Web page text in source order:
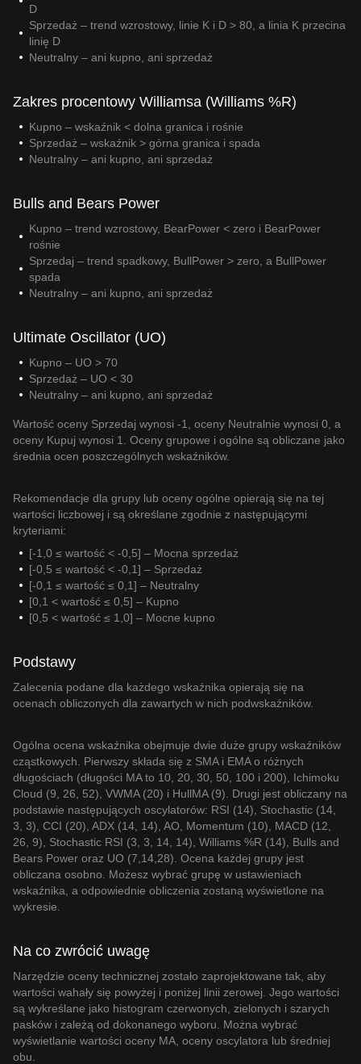
D
Sprzedaż – trend wzrostowy, linie K i D > 80, a linia K przecina
linię D
Neutralny – ani kupno, ani sprzedaż
Zakres procentowy Williamsa (Williams %R)
Kupno – wskaźnik < dolna granica i rośnie
Sprzedaż – wskaźnik > górna granica i spada
Neutralny – ani kupno, ani sprzedaż
Bulls and Bears Power
Kupno – trend wzrostowy, BearPower < zero i BearPower
rośnie
Sprzedaj – trend spadkowy, BullPower > zero, a BullPower
spada
Neutralny – ani kupno, ani sprzedaż
Ultimate Oscillator (UO)
Kupno – UO > 70
Sprzedaż – UO < 30
Neutralny – ani kupno, ani sprzedaż
Wartość oceny Sprzedaj wynosi -1, oceny Neutralnie wynosi 0, a
oceny Kupuj wynosi 1. Oceny grupowe i ogólne są obliczane jako
średnia ocen poszczególnych wskaźników.
Rekomendacje dla grupy lub oceny ogólne opierają się na tej
wartości liczbowej i są określane zgodnie z następującymi
kryteriami:
[-1,0 ≤ wartość < -0,5] – Mocna sprzedaż
[-0,5 ≤ wartość < -0,1] – Sprzedaż
[-0,1 ≤ wartość ≤ 0,1] – Neutralny
[0,1 < wartość ≤ 0,5] – Kupno
[0,5 < wartość ≤ 1,0] – Mocne kupno
Podstawy
Zalecenia podane dla każdego wskaźnika opierają się na
ocenach obliczonych dla zawartych w nich podwskaźników.
Ogólna ocena wskaźnika obejmuje dwie duże grupy wskaźników
cząstkowych. Pierwszy składa się z SMA i EMA o różnych
długościach (długości MA to 10, 20, 30, 50, 100 i 200), Ichimoku
Cloud (9, 26, 52), VWMA (20) i HullMA (9). Drugi jest obliczany na
podstawie następujących oscylatorów: RSI (14), Stochastic (14,
3, 3), CCI (20), ADX (14, 14), AO, Momentum (10), MACD (12,
26, 9), Stochastic RSI (3, 3, 14, 14), Williams %R (14), Bulls and
Bears Power oraz UO (7,14,28). Ocena każdej grupy jest
obliczana osobno. Możesz wybrać grupę w ustawieniach
wskaźnika, a odpowiednie obliczenia zostaną wyświetlone na
wykresie.
Na co zwrócić uwagę
Narzędzie oceny technicznej zostało zaprojektowane tak, aby
wartości wahały się powyżej i poniżej linii zerowej. Jego wartości
są wykreślane jako histogram czerwonych, zielonych i szarych
pasków i zależą od dokonanego wyboru. Można wybrać
wyświetlanie wartości oceny MA, oceny oscylatora lub średniej
obu.